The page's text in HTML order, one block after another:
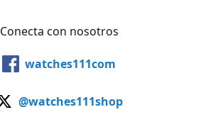
Conecta con nosotros
watches111com
@watches111shop